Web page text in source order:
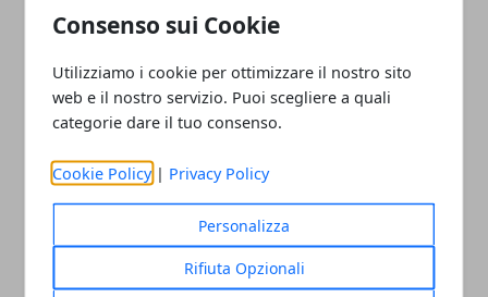
Consenso sui Cookie
Utilizziamo i cookie per ottimizzare il nostro sito
web e il nostro servizio. Puoi scegliere a quali
categorie dare il tuo consenso.
Cookie Policy | Privacy Policy
Personalizza
Rifiuta Opzionali
Come organizzare un barbecue in
giardino